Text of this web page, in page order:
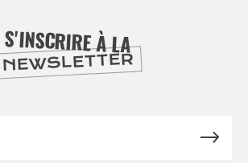
S'INSCRIRE À LA
NEWSLETTER